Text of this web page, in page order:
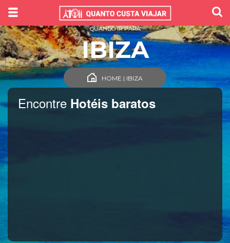
Encontre Hotéis baratos
QUANDO IR PARA
IBIZA
HOME | IBIZA